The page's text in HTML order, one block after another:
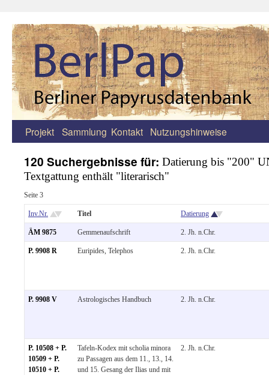
Zum
springen
Projekt Sammlung Kontakt Nutzungshinweise
120 Suchergebnisse für: Datierung bis "200"
Textgattung enthält "literarisch"
Seite 3
Inv.Nr. Titel Datierung
ÄM 9875 Gemmenaufschrift 2. Jh. n.Chr.
P. 9908 R Euripides, Telephos 2. Jh. n.Chr.
P. 9908 V Astrologisches Handbuch 2. Jh. n.Chr.
P. 10508 + P.
10509 + P.
10510 + P.
Tafeln-Kodex mit scholia minora
zu Passagen aus dem 11., 13., 14.
und 15. Gesang der Ilias und mit
2. Jh. n.Chr.